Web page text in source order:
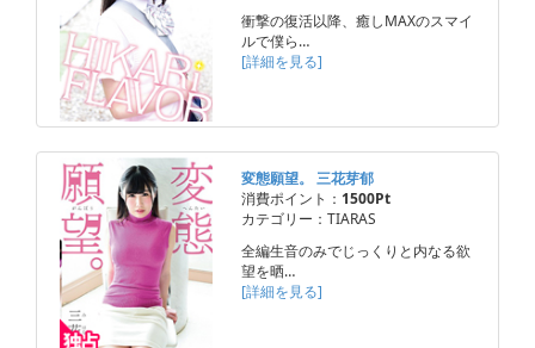
衝撃の復活以降、癒しMAXのスマイ
ルで僕ら…
[詳細を見る]
変態願望。 三花芽郁
消費ポイント： 1500Pt
カテゴリー：TIARAS
全編生音のみでじっくりと内なる欲
望を晒…
[詳細を見る]